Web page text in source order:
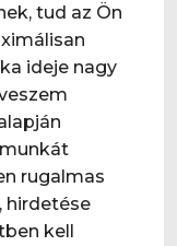
tud az Ön
ideje nagy
rugalmas
hirdetése
kell